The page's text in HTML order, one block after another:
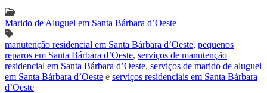
Marido de Aluguel em Santa Bárbara d’Oeste
manutenção residencial em Santa Bárbara d’Oeste, pequenos
reparos em Santa Bárbara d’Oeste, serviços de manutenção
residencial em Santa Bárbara d’Oeste, serviços de marido de aluguel
em Santa Bárbara d’Oeste e serviços residenciais em Santa Bárbara
d’Oeste